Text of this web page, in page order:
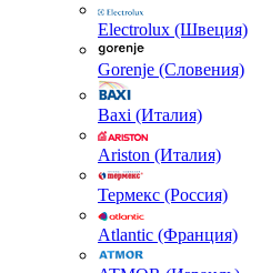
Electrolux (Швеция)
Gorenje (Словения)
Baxi (Италия)
Ariston (Италия)
Термекс (Россия)
Atlantic (Франция)